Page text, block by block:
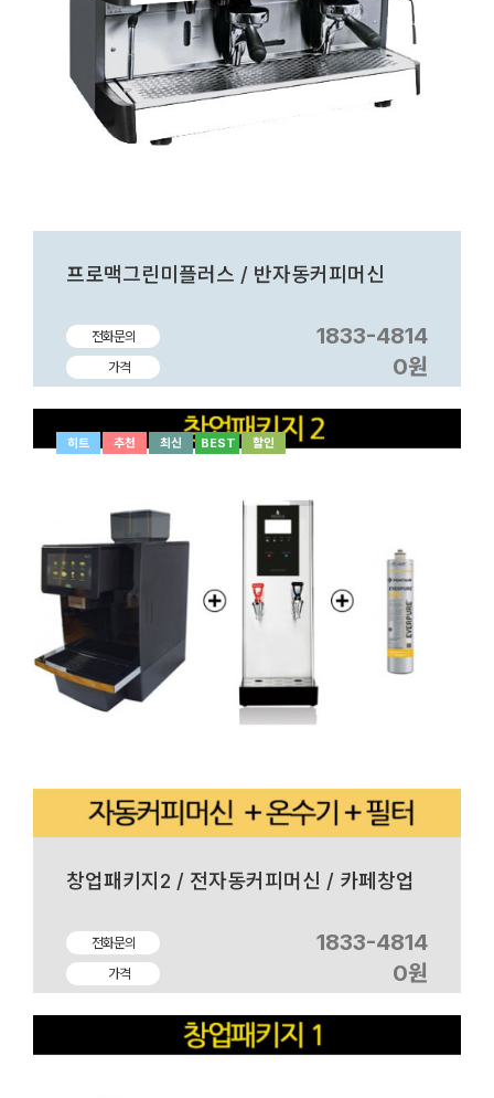
프로맥그린미플러스 / 반자동커피머신
전화문의 1833-4814
가격 0원
창업패키지2 / 전자동커피머신 / 카페창업
전화문의 1833-4814
가격 0원
히트 추천 최신 BEST 할인